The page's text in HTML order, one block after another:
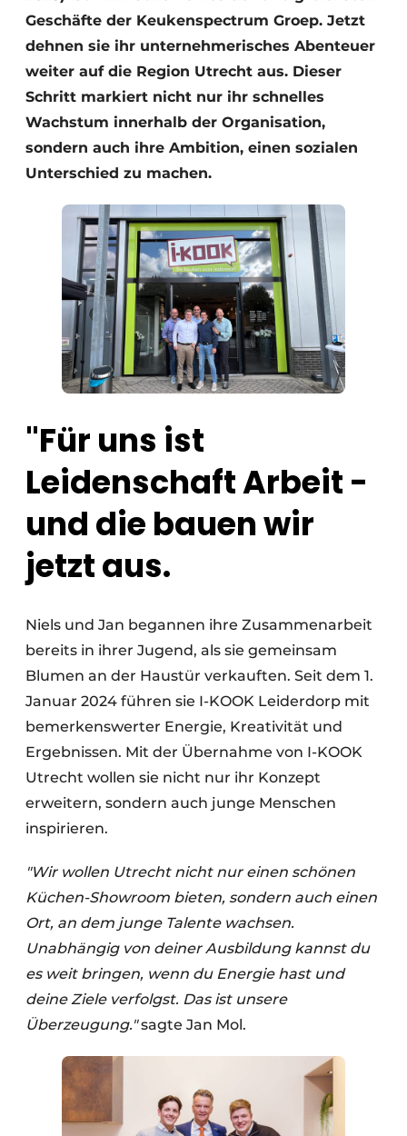
Geschäfte der Keukenspectrum Groep. Jetzt
dehnen sie ihr unternehmerisches Abenteuer
weiter auf die Region Utrecht aus. Dieser
Schritt markiert nicht nur ihr schnelles
Wachstum innerhalb der Organisation,
sondern auch ihre Ambition, einen sozialen
Unterschied zu machen.
"Für uns ist
Leidenschaft Arbeit -
und die bauen wir
jetzt aus.
Niels und Jan begannen ihre Zusammenarbeit
bereits in ihrer Jugend, als sie gemeinsam
Blumen an der Haustür verkauften. Seit dem 1.
Januar 2024 führen sie I-KOOK Leiderdorp mit
bemerkenswerter Energie, Kreativität und
Ergebnissen. Mit der Übernahme von I-KOOK
Utrecht wollen sie nicht nur ihr Konzept
erweitern, sondern auch junge Menschen
inspirieren.
"Wir wollen Utrecht nicht nur einen schönen
Küchen-Showroom bieten, sondern auch einen
Ort, an dem junge Talente wachsen.
Unabhängig von deiner Ausbildung kannst du
es weit bringen, wenn du Energie hast und
deine Ziele verfolgst. Das ist unsere
Überzeugung."sagte Jan Mol.